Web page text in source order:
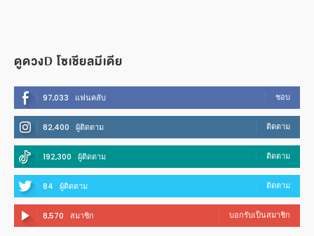
ดูดวงD โซเชียลมีเดีย
97,033 แฟนคลับ ชอบ
82,400 ผู้ติดตาม ติดตาม
192,300 ผู้ติดตาม ติดตาม
84 ผู้ติดตาม ติดตาม
8,570 สมาชิก บอกรับเป็นสมาชิก